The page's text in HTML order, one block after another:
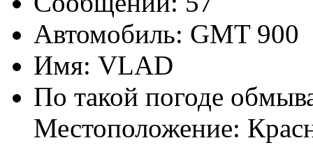
Автомобиль: GMT 900
Имя: VLAD
По такой погоде
Местоположение: